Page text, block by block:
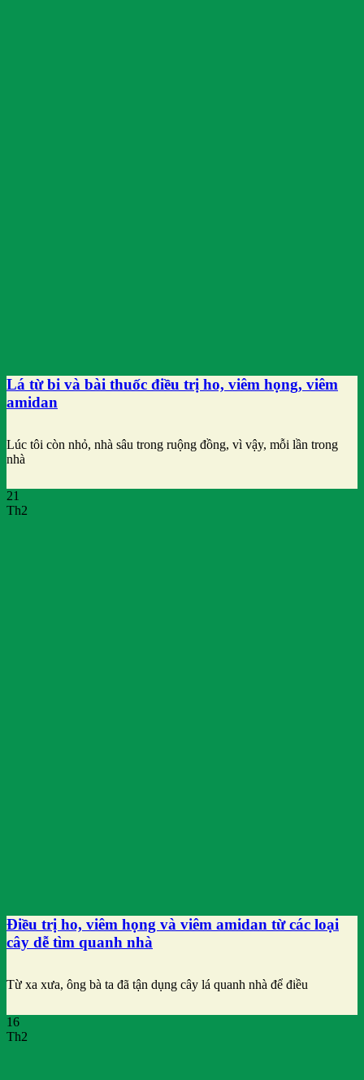
Lá từ bi và bài thuốc điều trị ho, viêm họng, viêm
amidan
Lúc tôi còn nhỏ, nhà sâu trong ruộng đồng, vì vậy, mỗi lần trong
nhà
21
Th2
Điều trị ho, viêm họng và viêm amidan từ các loại
cây dễ tìm quanh nhà
Từ xa xưa, ông bà ta đã tận dụng cây lá quanh nhà để điều
16
Th2